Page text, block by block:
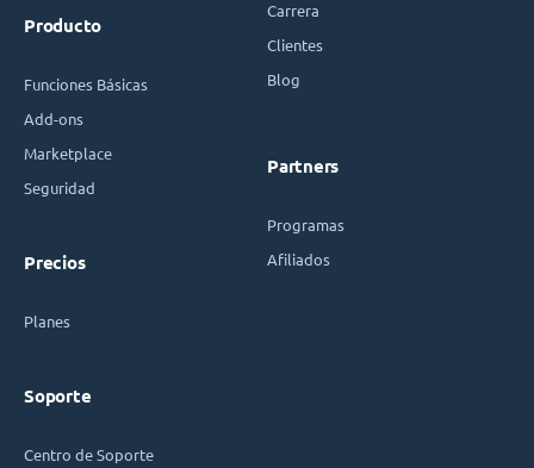
Producto
Funciones Básicas
Add-ons
Marketplace
Seguridad
Precios
Planes
Soporte
Centro de Soporte
Carrera
Clientes
Blog
Partners
Programas
Afiliados